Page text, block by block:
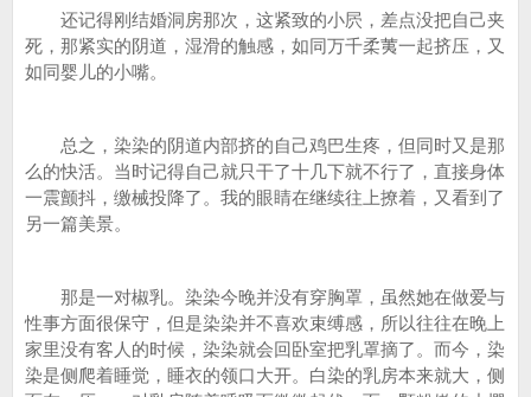
还记得刚结婚洞房那次，这紧致的小屄，差点没把自己夹
死，那紧实的阴道，湿滑的触感，如同万千柔荑一起挤压，又
如同婴儿的小嘴。
总之，染染的阴道内部挤的自己鸡巴生疼，但同时又是那
么的快活。当时记得自己就只干了十几下就不行了，直接身体
一震颤抖，缴械投降了。我的眼睛在继续往上撩着，又看到了
另一篇美景。
那是一对椒乳。染染今晚并没有穿胸罩，虽然她在做爱与
性事方面很保守，但是染染并不喜欢束缚感，所以往往在晚上
家里没有客人的时候，染染就会回卧室把乳罩摘了。而今，染
染是侧爬着睡觉，睡衣的领口大开。白染的乳房本来就大，侧